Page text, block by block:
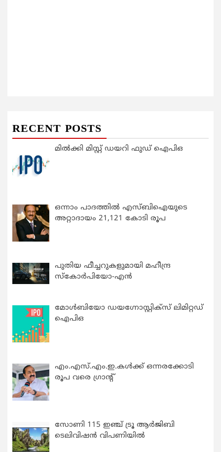
RECENT POSTS
മിൽക്കി മിസ്റ്റ് ഡയറി ഫുഡ് ഐപിഒ
ഒന്നാം പാദത്തിൽ എസ്ബിഐയുടെ
അറ്റാദായം 21,121 കോടി രൂപ
പുതിയ ഫീച്ചറുകളുമായി മഹീന്ദ്ര
സ്കോർപിയോ-എൻ
മോൾബിയോ ഡയഗ്നോസ്റ്റിക്സ് ലിമിറ്റഡ്
ഐപിഒ
എം.എസ്.എം.ഇ.കൾക്ക് ഒന്നരക്കോടി
രൂപ വരെ ഗ്രാന്റ്
സോണി 115 ഇഞ്ച് ട്രൂ ആർജിബി
ടെലിവിഷൻ വിപണിയിൽ